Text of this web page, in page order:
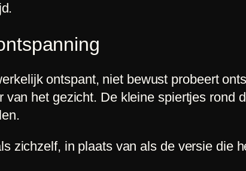
ontspant, niet bewust probeert
van het gezicht. De kleine spiertjes rond
zichzelf, in plaats van als de versie die